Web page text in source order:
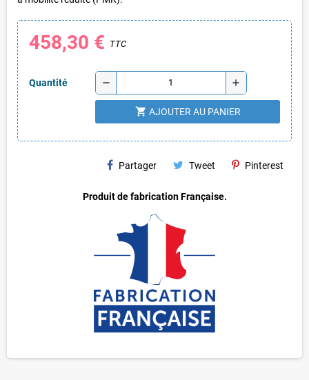
458,30 € TTC
Quantité remove add
shopping_cart AJOUTER AU PANIER
Partager Tweet Pinterest
Produit de fabrication Française.